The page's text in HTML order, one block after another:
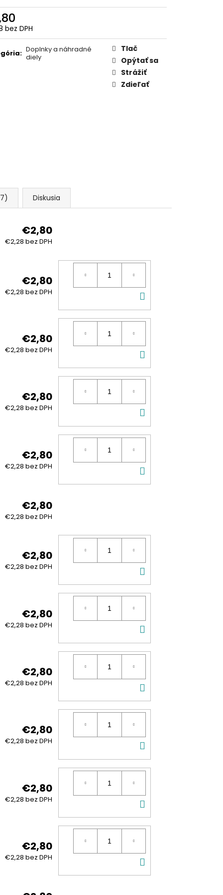
bez DPH
: Doplnky a náhradné
diely
Tlač
Opýtať sa
Strážiť
Zdieľať
Diskusia
€2,80
€2,28 bez DPH
€2,80
€2,28 bez DPH
KOŠÍKA
€2,80
€2,28 bez DPH
KOŠÍKA
€2,80
€2,28 bez DPH
KOŠÍKA
€2,80
€2,28 bez DPH
KOŠÍKA
€2,80
€2,28 bez DPH
€2,80
€2,28 bez DPH
KOŠÍKA
€2,80
€2,28 bez DPH
KOŠÍKA
€2,80
€2,28 bez DPH
KOŠÍKA
€2,80
€2,28 bez DPH
KOŠÍKA
€2,80
€2,28 bez DPH
KOŠÍKA
€2,80
€2,28 bez DPH
KOŠÍKA